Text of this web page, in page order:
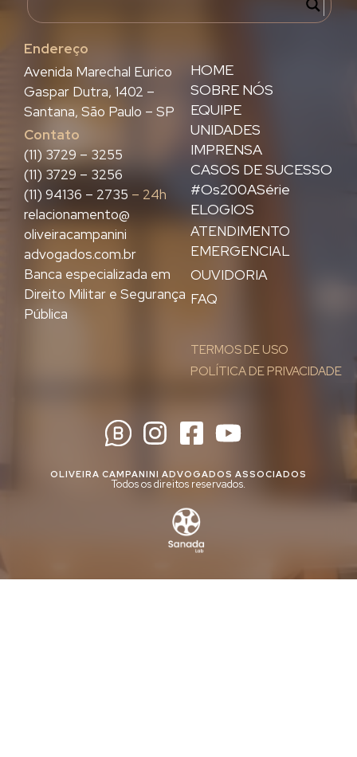
Endereço
HOME
SOBRE NÓS
EQUIPE
UNIDADES
IMPRENSA
CASOS DE SUCESSO
#Os200ASérie
ELOGIOS
ATENDIMENTO
EMERGENCIAL
OUVIDORIA
FAQ
TERMOS DE USO
POLÍTICA DE PRIVACIDADE
Avenida Marechal Eurico
Gaspar Dutra, 1402 –
Santana, São Paulo – SP
Contato
(11) 3729 – 3255
(11) 3729 – 3256
(11) 94136 – 2735 – 24h
relacionamento@
oliveiracampanini
advogados.com.br
Banca especializada em
Direito Militar e Segurança
Pública
OLIVEIRA CAMPANINI ADVOGADOS ASSOCIADOS
Todos os direitos reservados.